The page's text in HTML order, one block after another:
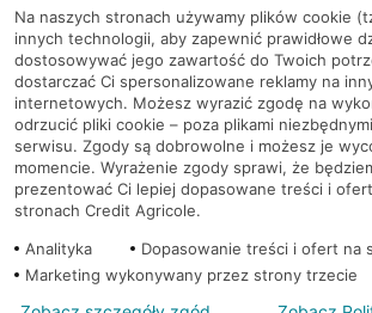
RODO
Regulamin serwisu
Mapa serwisu
PolitykaCookies
Na naszych stronach używamy plików cookie
innych technologii, aby zapewnić prawidłowe
dostosowywać jego zawartość do Twoich
dostarczać Ci spersonalizowane reklamy na
internetowych. Możesz wyrazić zgodę na
odrzucić pliki cookie – poza plikami
serwisu. Zgody są dobrowolne i możesz je
momencie. Wyrażenie zgody sprawi, że
prezentować Ci lepiej dopasowane treści i
stronach Credit Agricole.
Analityka
Dopasowanie treści i ofert na
Marketing wykonywany przez strony trzecie